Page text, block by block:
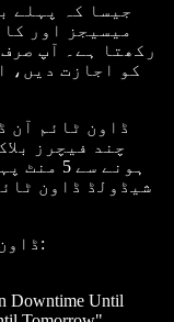
جیسا کہ پہلے
میسیجز اور
رکھتا ہے۔ آپ
کو اجازت دیں،
ڈاون ٹائم آن
چند فیچرز
ہونے
شیڈولڈ ڈاون
ڈاون ٹائم آن ڈیمانڈ آن کرنے کا طریقہ: